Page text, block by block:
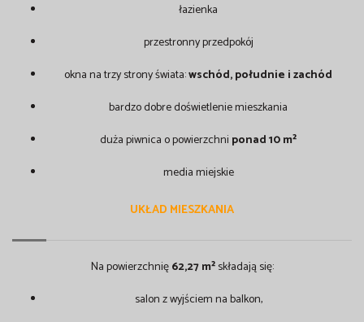
łazienka
przestronny przedpokój
okna na trzy strony świata:wschód, południe i zachód
bardzo dobre doświetlenie mieszkania
duża piwnica o powierzchni ponad 10 m²
media miejskie
UKŁAD MIESZKANIA
Na powierzchnię62,27 m²składają się:
salon z wyjściem na balkon,